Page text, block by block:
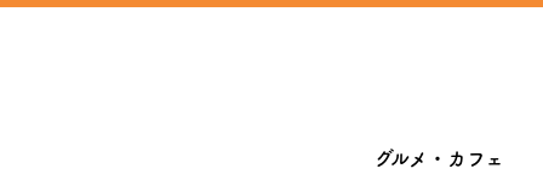
グルメ・カフェ